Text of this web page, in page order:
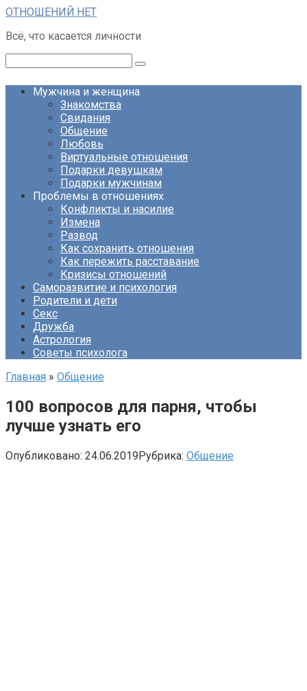
Перейти
контенту
ОТНОШЕНИЙ.НЕТ
Всё, что касается личности
Мужчина и женщина
Знакомства
Свидания
Общение
Любовь
Виртуальные отношения
Подарки девушкам
Подарки мужчинам
Проблемы в отношениях
Конфликты и насилие
Измена
Развод
Как сохранить отношения
Как пережить расставание
Кризисы отношений
Саморазвитие и психология
Родители и дети
Секс
Дружба
Астрология
Советы психолога
Главная » Общение
100 вопросов для парня, чтобы
лучше узнать его
Опубликовано: 24.06.2019Рубрика: Общение